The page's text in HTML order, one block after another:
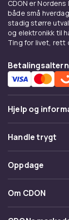
Baller er
spillestiler.
rimelige
foretrekker
Golfteser,
er små men
golfutstyr.
på banen.
Du trenger
carrybager
avhenger
bærer og
Elektriske
CDON er
både små
stadig større
og elektronikk til
Ting for livet, rett
Hjelp og
Vanlige spørsmål
Spor pakke
Angre &
Kontakt oss
Handle trygt
Betaling
Levering
Oppdage
Kategorier
Varemerker
Om CDON
Om oss